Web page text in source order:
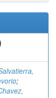
;